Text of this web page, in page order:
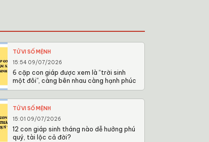
TỬ VI SỐ MỆNH
15:54 09/07/2026
6 cặp con giáp được xem là “trời sinh
một đôi”, càng bên nhau càng hạnh phúc
TỬ VI SỐ MỆNH
15:01 09/07/2026
12 con giáp sinh tháng nào dễ hưởng phú
quý, tài lộc cả đời?